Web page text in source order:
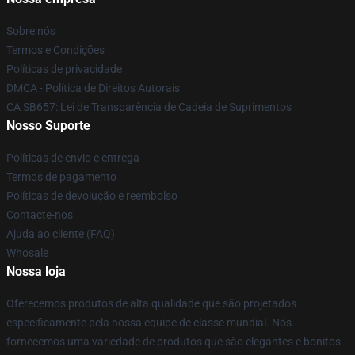
Sobre nós
Termos e Condições
Políticas de privacidade
DMCA - Política de Direitos Autorais
CA SB657: Lei de Transparência de Cadeia de Suprimentos
Nosso Suporte
Políticas de envio e entrega
Termos de pagamento
Políticas de devolução e reembolso
Contacte-nos
Ajuda ao cliente (FAQ)
Whosale
Nossa loja
Oferecemos produtos de alta qualidade que são projetados
especificamente pela nossa equipe de classe mundial. Nós
fornecemos uma variedade de produtos que são elegantes e bonitos.